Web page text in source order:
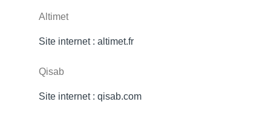
Altimet
Site internet : altimet.fr
Qisab
Site internet : qisab.com